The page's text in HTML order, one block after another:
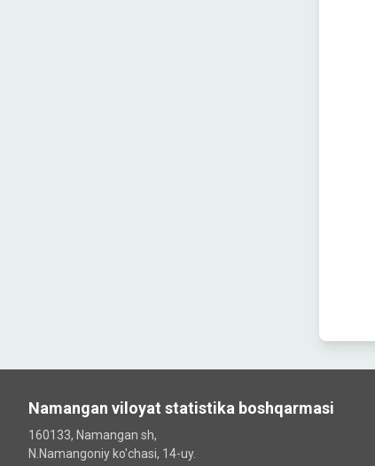
Namangan viloyat statistika boshqarmasi
160133, Namangan sh,
N.Namangoniy ko'chasi, 14-uy.